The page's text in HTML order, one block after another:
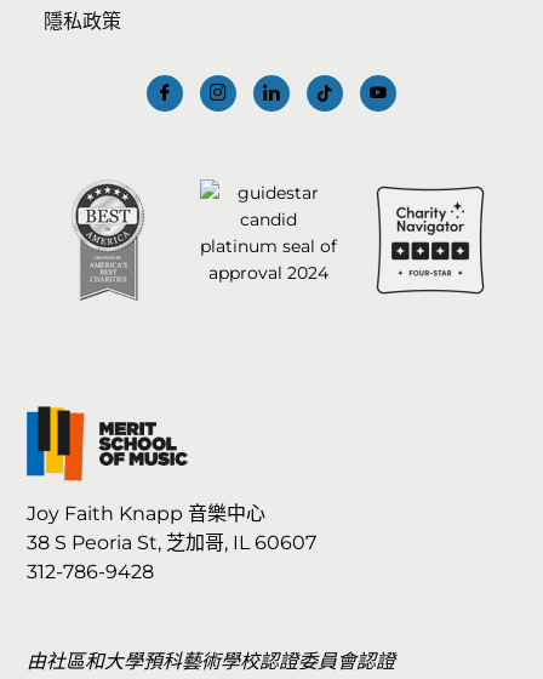
隱私政策
Joy Faith Knapp 音樂中心
38 S Peoria St, 芝加哥, IL 60607
312-786-9428
由社區和大學預科藝術學校認證委員會認證